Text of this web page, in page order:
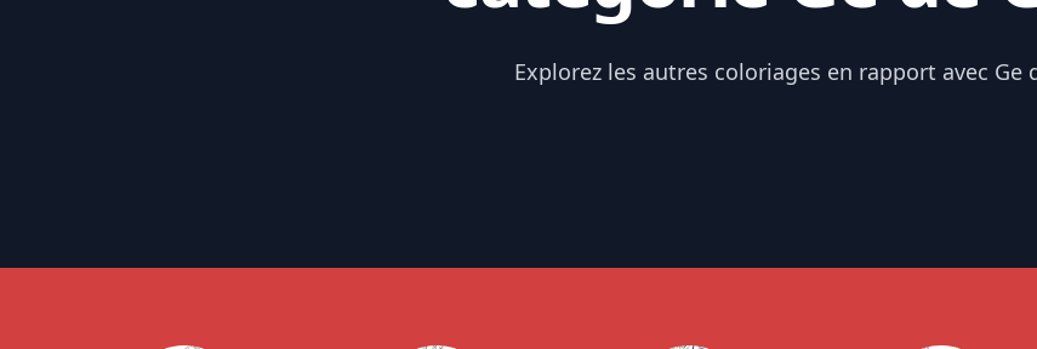
Explorez les autres coloriages en rapport avec Ge